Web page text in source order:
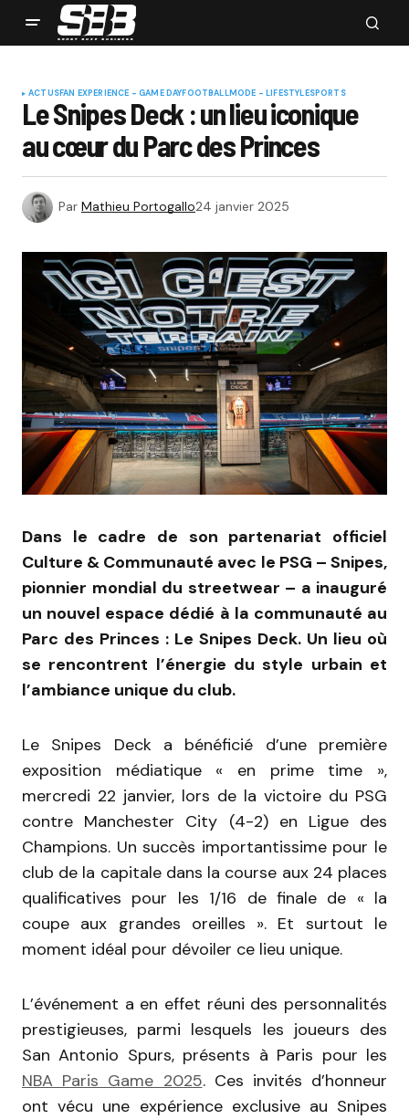
ACTUSFAN EXPERIENCE - GAME DAYFOOTBALLMODE - LIFESTYLESPORTS
Le Snipes Deck : un lieu iconique
au cœur du Parc des Princes
Par Mathieu Portogallo24 janvier 2025
Dans le cadre de son partenariat officiel
Culture & Communauté avec le PSG – Snipes,
pionnier mondial du streetwear – a inauguré
un nouvel espace dédié à la communauté au
Parc des Princes : Le Snipes Deck. Un lieu où
se rencontrent l’énergie du style urbain et
l’ambiance unique du club.
Le Snipes Deck a bénéficié d’une première
exposition médiatique « en prime time »,
mercredi 22 janvier, lors de la victoire du PSG
contre Manchester City (4-2) en Ligue des
Champions. Un succès importantissime pour le
club de la capitale dans la course aux 24 places
qualificatives pour les 1/16 de finale de « la
coupe aux grandes oreilles ». Et surtout le
moment idéal pour dévoiler ce lieu unique.
L’événement a en effet réuni des personnalités
prestigieuses, parmi lesquels les joueurs des
San Antonio Spurs, présents à Paris pour les
NBA Paris Game 2025. Ces invités d’honneur
ont vécu une expérience exclusive au Snipes